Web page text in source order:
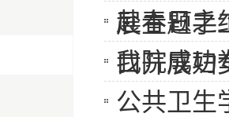
展主题手
赴春日
口开展妇
我院成功
公共卫生